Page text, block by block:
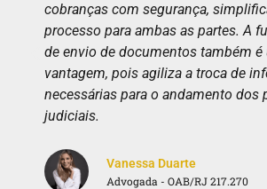
cobranças com segurança,
processo para ambas as partes. A
de envio de documentos também é
vantagem, pois agiliza a troca de
necessárias para o andamento dos
judiciais.
Vanessa Duarte
Advogada - OAB/RJ 217.270